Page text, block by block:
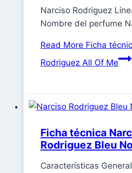
Narciso Rodriguez
Nombre del perfume
Read More Ficha
Rodriguez All Of Me
Ficha técnica
Rodriguez Bleu
Características